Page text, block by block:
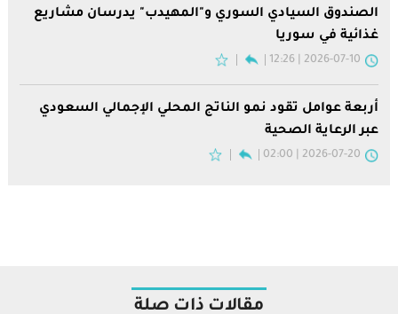
الصندوق السيادي السوري و"المهيدب" يدرسان مشاريع
غذائية في سوريا
2026-07-10 | 12:26
أربعة عوامل تقود نمو الناتج المحلي الإجمالي السعودي
عبر الرعاية الصحية
2026-07-20 | 02:00
مقالات ذات صلة